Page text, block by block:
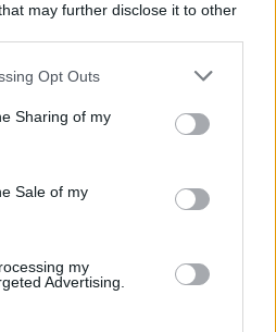
may further disclose it to other
Opt Outs
Sharing of my
Sale of my
my
Advertising.